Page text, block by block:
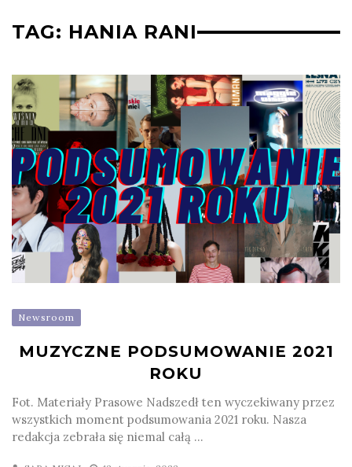
TAG: HANIA RANI
Newsroom
MUZYCZNE PODSUMOWANIE 2021
ROKU
Fot. Materiały Prasowe Nadszedł ten wyczekiwany przez
wszystkich moment podsumowania 2021 roku. Nasza
redakcja zebrała się niemal całą ...